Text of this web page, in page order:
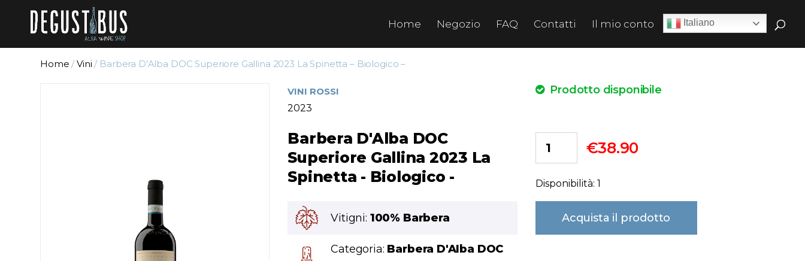
Home Negozio FAQ Contatti Il mio conto
Home /Vini / Barbera D’Alba DOC Superiore Gallina 2023 La Spinetta – Biologico –
VINI ROSSI
2023
Barbera D'Alba DOC
Superiore Gallina 2023 La
Spinetta - Biologico -
Vitigni: 100% Barbera
Categoria: Barbera D'Alba DOC
Prodotto disponibile
€38.90
Disponibilità: 1
Acquista il prodotto
Italiano